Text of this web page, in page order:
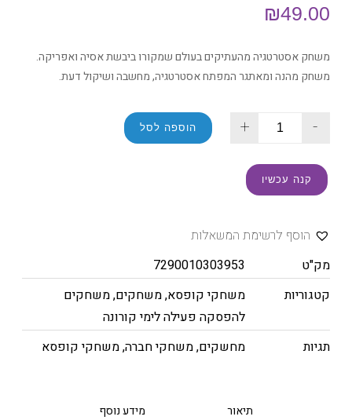
₪49.00
משחק אסטרטגיה מהעתיקים בעולם שמקורו ביבשת אסיה ואפריקה.
משחק מהנה ומאתגר המפתח אסטרטגיה, מחשבה ושיקול דעת.
-
+ הוספה לסל
קנה עכשיו
הוסף לרשימת המשאלות
מק"ט
7290010303953
קטגוריות
משחקי קופסא,משחקים,משחקים
להפסקה פעילה לימי קורונה
תגיות
מחשקים,משחקי חברה,משחקי קופסא
תיאור מידע נוסף